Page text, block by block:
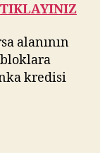
TIKLAYINIZ
alanının
bloklara
kredisi